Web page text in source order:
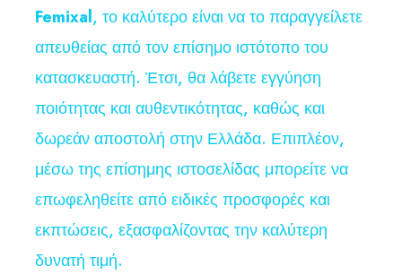
Femixal, το καλύτερο είναι να το παραγγείλετε
απευθείας από τον επίσημο ιστότοπο του
κατασκευαστή. Έτσι, θα λάβετε εγγύηση
ποιότητας και αυθεντικότητας, καθώς και
δωρεάν αποστολή στην Ελλάδα. Επιπλέον,
μέσω της επίσημης ιστοσελίδας μπορείτε να
επωφεληθείτε από ειδικές προσφορές και
εκπτώσεις, εξασφαλίζοντας την καλύτερη
δυνατή τιμή.